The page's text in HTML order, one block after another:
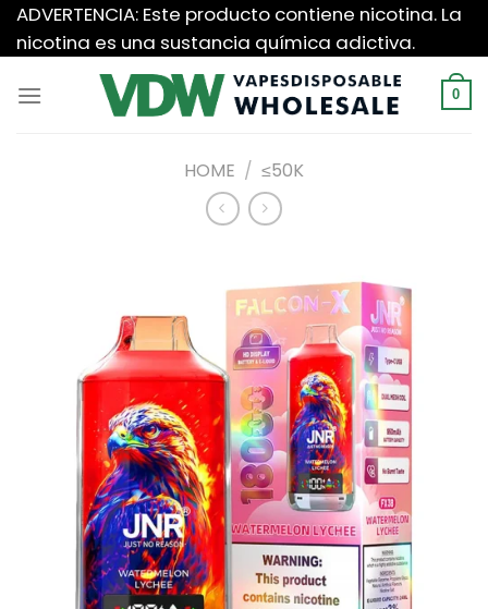
Saltar
ADVERTENCIA: Este producto contiene nicotina. La
nicotina es una sustancia química adictiva.
0
HOME / ≤50K